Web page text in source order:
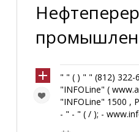
" " ( ) " " (812) 322-
"INFOLine" (
"INFOLine" 1500 ,
- " - " ( / ); -